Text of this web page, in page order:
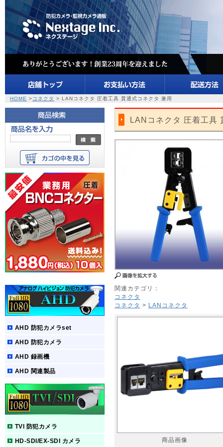
HOME >コネクタ > LANコネクタ 圧着工具 貫通式コネクタ 兼用
AHD 防犯カメラset
AHD 防犯カメラ
AHD 録画機
AHD 関連製品
TVI 防犯カメラ
HD-SDI/EX-SDI カメラ
LANコネクタ 圧着工具
関連カテゴリ：
コネクタ
コネクタ > LANコネクタ
商品画像